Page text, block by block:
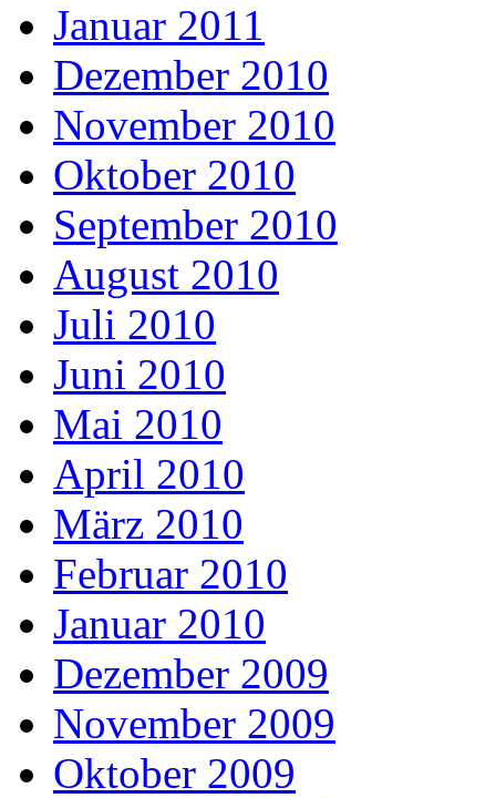
Januar 2011
Dezember 2010
November 2010
Oktober 2010
September 2010
August 2010
Juli 2010
Juni 2010
Mai 2010
April 2010
März 2010
Februar 2010
Januar 2010
Dezember 2009
November 2009
Oktober 2009